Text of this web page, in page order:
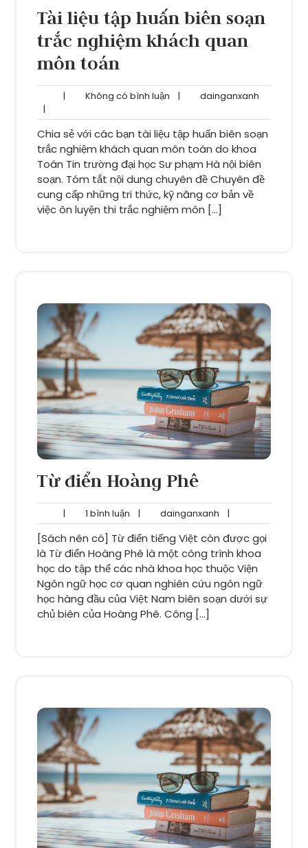
Tài liệu tập huấn biên soạn
trắc nghiệm khách quan
môn toán
| Không có bình luận Không
bình
luận
| dainganxanh
|
Chia sẻ với các bạn tài liệu tập huấn biên soạn
trắc nghiệm khách quan môn toán do khoa
Toán Tin trường đại học Sư phạm Hà nội biên
soạn. Tóm tắt nội dung chuyên đề Chuyên đề
cung cấp những tri thức, kỹ năng cơ bản về
việc ôn luyện thi trắc nghiệm môn […]
Từ điển Hoàng Phê
| 1 bình luận
bình
luận
| dainganxanh dainganxanh
|
[Sách nên có] Từ điển tiếng Việt còn được gọi
là Từ điển Hoàng Phê là một công trình khoa
học do tập thể các nhà khoa học thuộc Viện
Ngôn ngữ học cơ quan nghiên cứu ngôn ngữ
học hàng đầu của Việt Nam biên soạn dưới sự
chủ biên của Hoàng Phê. Công […]